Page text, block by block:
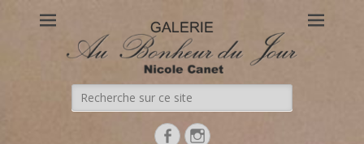
Au Bonheur du Jour
Le site officiel de la Galerie d'Art Au Bonheur du Jour – Nicole
Canet à Paris
Recherche
de:
FacebookInstagram